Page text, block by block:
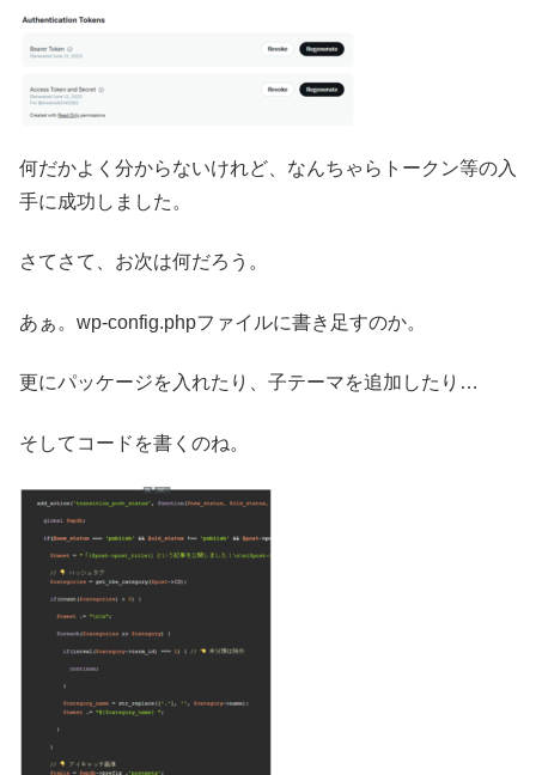
何だかよく分からないけれど、なんちゃらトークン等の入
手に成功しました。
さてさて、お次は何だろう。
あぁ。wp-config.phpファイルに書き足すのか。
更にパッケージを入れたり、子テーマを追加したり…
そしてコードを書くのね。